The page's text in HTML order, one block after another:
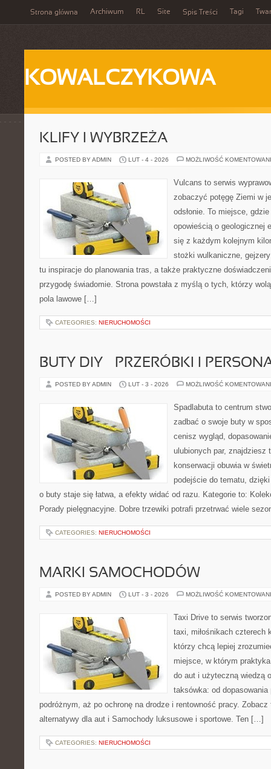
Strona główna Archiwum RL Site Spis Treści Tagi
KOWALCZYKOWA
KLIFY I WYBRZEŻA
POSTED BY ADMIN LUT - 4 - 2026 MOŻLIWOŚĆ
Vulcans to serwis
zobaczyć potęgę Ziemi w
odsłonie. To miejsce,
opowieścią o geologicznej
się z każdym kolejnym
stożki wulkaniczne,
tu inspiracje do planowania tras, a także praktyczne
przygodę świadomie. Strona powstała z myślą o tych, którzy
pola lawowe […]
CATEGORIES: NIERUCHOMOŚCI
BUTY DIY – PRZERÓBKI I
POSTED BY ADMIN LUT - 3 - 2026 MOŻLIWOŚĆ
Spadlabuta to centrum
zadbać o swoje buty w
cenisz wygląd,
ulubionych par, znajdziesz
konserwacji obuwia w
podejście do tematu,
o buty staje się łatwa, a efekty widać od razu. Kategorie to:
Porady pielęgnacyjne. Dobre trzewiki potrafi przetrwać wiele
CATEGORIES: NIERUCHOMOŚCI
MARKI SAMOCHODÓW
POSTED BY ADMIN LUT - 3 - 2026 MOŻLIWOŚĆ
Taxi Drive to serwis
taxi, miłośnikach czterech
którzy chcą lepiej
miejsce, w którym
do aut i użyteczną wiedzą
taksówka: od
podróżnym, aż po ochronę na drodze i rentowność pracy.
alternatywy dla aut i Samochody luksusowe i sportowe. Ten […]
CATEGORIES: NIERUCHOMOŚCI